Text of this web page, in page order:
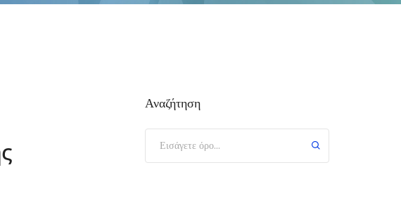
Αναζήτηση